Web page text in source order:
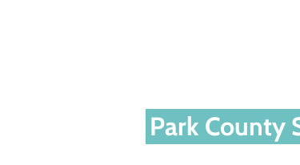
Park County